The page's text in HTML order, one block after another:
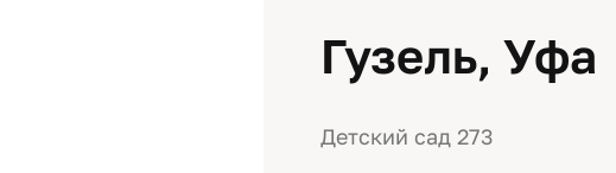
Гузель, Уфа
Детский сад 273